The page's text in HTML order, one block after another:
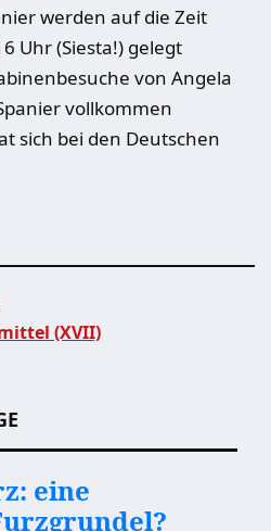
werden auf die Zeit
Uhr (Siesta!) gelegt
von Angela
vollkommen
sich bei den Deutschen
(XVII)
eine